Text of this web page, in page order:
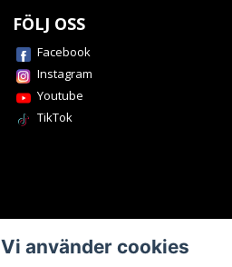
FÖLJ OSS
Facebook
Instagram
Youtube
TikTok
Vi använder cookies